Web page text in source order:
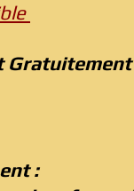
Gratuitement
:​​